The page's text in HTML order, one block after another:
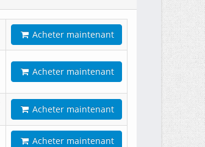
Acheter maintenant
Acheter maintenant
Acheter maintenant
Acheter maintenant